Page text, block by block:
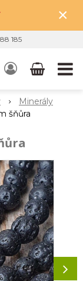
×
185
Minerály
šňůra